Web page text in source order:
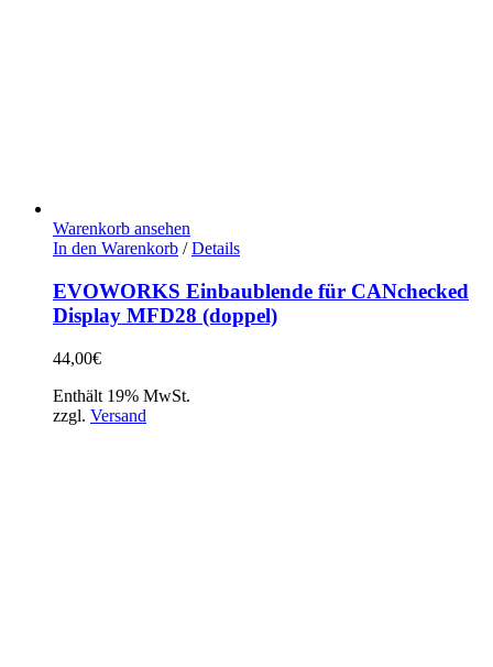
Warenkorb ansehen
In den Warenkorb / Details
EVOWORKS Einbaublende für CANchecked
Display MFD28 (doppel)
44,00€
Enthält 19% MwSt.
zzgl. Versand